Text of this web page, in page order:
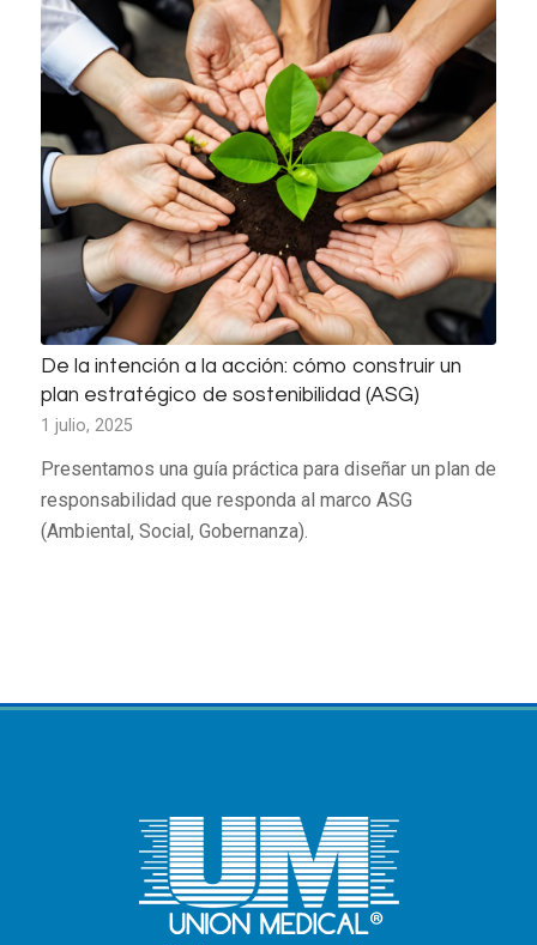
De la intención a la acción: cómo construir un
plan estratégico de sostenibilidad (ASG)
1 julio, 2025
Presentamos una guía práctica para diseñar un plan de
responsabilidad que responda al marco ASG
(Ambiental, Social, Gobernanza).